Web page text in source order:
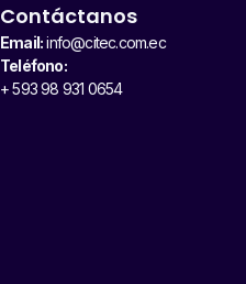
Contáctanos
Email:info@citec.com.ec
Teléfono:
+ 593 98 931 0654